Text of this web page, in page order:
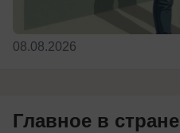
08.08.2026
Главное в стране